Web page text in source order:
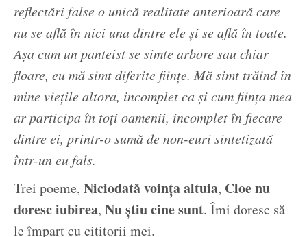
reflectări false o unică realitate anterioară care
nu se află în nici una dintre ele și se află în toate.
Așa cum un panteist se simte arbore sau chiar
floare, eu mă simt diferite ființe. Mă simt trăind în
mine viețile altora, incomplet ca și cum ființa mea
ar participa în toți oamenii, incomplet în fiecare
dintre ei, printr-o sumă de non-euri sintetizată
într-un eu fals.
Trei poeme, Niciodată voința altuia, Cloe nu
doresc iubirea, Nu știu cine sunt. Îmi doresc să
le împart cu cititorii mei.